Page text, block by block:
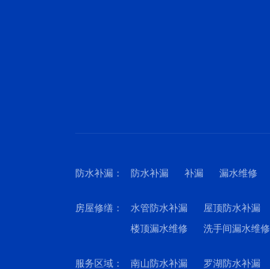
防水补漏： 防水补漏 补漏 漏水维修
房屋修缮： 水管防水补漏 屋顶防水补漏
楼顶漏水维修
洗手间漏水维修
服务区域： 南山防水补漏 罗湖防水补漏